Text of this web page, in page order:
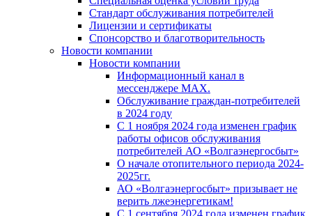
Стандарт обслуживания потребителей
Лицензии и сертификаты
Спонсорство и благотворительность
Новости компании
Новости компании
Информационный канал в
мессенджере MAX.
Обслуживание граждан-потребителей
в 2024 году
С 1 ноября 2024 года изменен график
работы офисов обслуживания
потребителей АО «Волгаэнергосбыт»
О начале отопительного периода 2024-
2025гг.
АО «Волгаэнергосбыт» призывает не
верить лжеэнергетикам!